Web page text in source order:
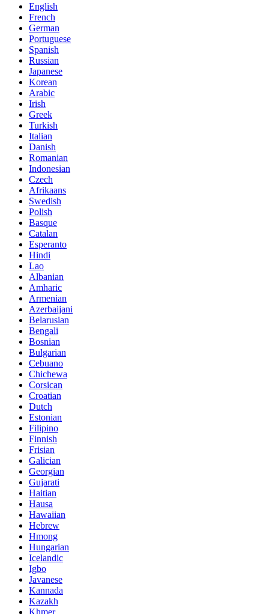
English
French
German
Portuguese
Spanish
Russian
Japanese
Korean
Arabic
Irish
Greek
Turkish
Italian
Danish
Romanian
Indonesian
Czech
Afrikaans
Swedish
Polish
Basque
Catalan
Esperanto
Hindi
Lao
Albanian
Amharic
Armenian
Azerbaijani
Belarusian
Bengali
Bosnian
Bulgarian
Cebuano
Chichewa
Corsican
Croatian
Dutch
Estonian
Filipino
Finnish
Frisian
Galician
Georgian
Gujarati
Haitian
Hausa
Hawaiian
Hebrew
Hmong
Hungarian
Icelandic
Igbo
Javanese
Kannada
Kazakh
Khmer